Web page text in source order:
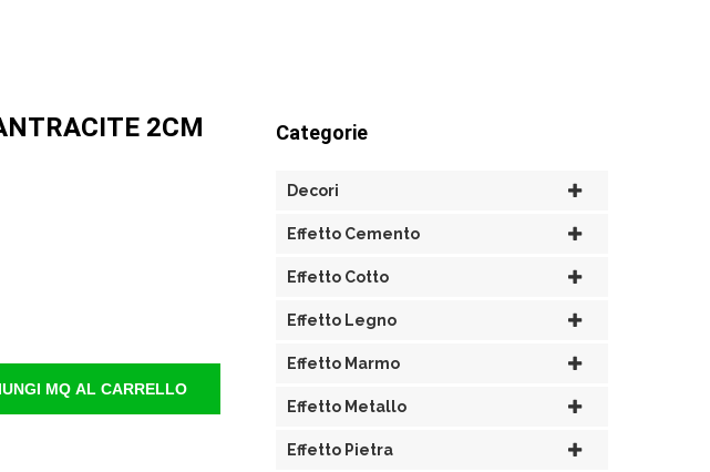
2CM Categorie
Decori
Effetto Cemento
Effetto Cotto
Effetto Legno
Effetto Marmo
Effetto Metallo
Effetto Pietra